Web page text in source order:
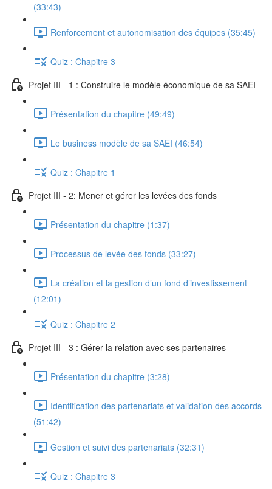
(33:43)
Renforcement et autonomisation des équipes (35:45)
Quiz : Chapitre 3
Projet III - 1 : Construire le modèle économique de sa SAEI
Présentation du chapitre (49:49)
Le business modèle de sa SAEI (46:54)
Quiz : Chapitre 1
Projet III - 2: Mener et gérer les levées des fonds
Présentation du chapitre (1:37)
Processus de levée des fonds (33:27)
La création et la gestion d’un fond d’investissement
(12:01)
Quiz : Chapitre 2
Projet III - 3 : Gérer la relation avec ses partenaires
Présentation du chapitre (3:28)
Identification des partenariats et validation des accords
(51:42)
Gestion et suivi des partenariats (32:31)
Quiz : Chapitre 3